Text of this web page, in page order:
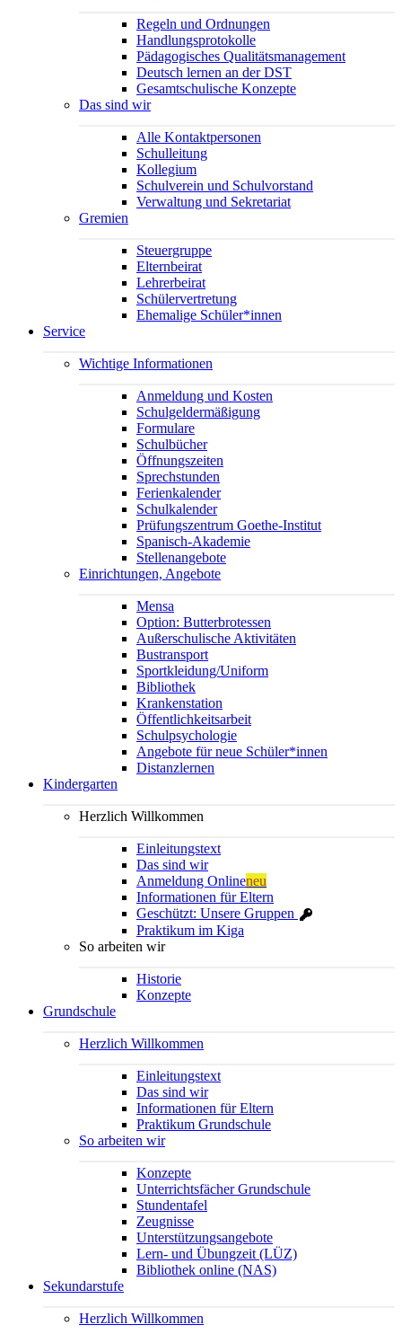
Regeln und Ordnungen
Handlungsprotokolle
Pädagogisches Qualitätsmanagement
Deutsch lernen an der DST
Gesamtschulische Konzepte
Das sind wir
Alle Kontaktpersonen
Schulleitung
Kollegium
Schulverein und Schulvorstand
Verwaltung und Sekretariat
Gremien
Steuergruppe
Elternbeirat
Lehrerbeirat
Schülervertretung
Ehemalige Schüler*innen
Service
Wichtige Informationen
Anmeldung und Kosten
Schulgeldermäßigung
Formulare
Schulbücher
Öffnungszeiten
Sprechstunden
Ferienkalender
Schulkalender
Prüfungszentrum Goethe-Institut
Spanisch-Akademie
Stellenangebote
Einrichtungen, Angebote
Mensa
Option: Butterbrotessen
Außerschulische Aktivitäten
Bustransport
Sportkleidung/Uniform
Bibliothek
Krankenstation
Öffentlichkeitsarbeit
Schulpsychologie
Angebote für neue Schüler*innen
Distanzlernen
Kindergarten
Herzlich Willkommen
Einleitungstext
Das sind wir
Anmeldung Onlineneu
Informationen für Eltern
Geschützt: Unsere Gruppen
Praktikum im Kiga
So arbeiten wir
Historie
Konzepte
Grundschule
Herzlich Willkommen
Einleitungstext
Das sind wir
Informationen für Eltern
Praktikum Grundschule
So arbeiten wir
Konzepte
Unterrichtsfächer Grundschule
Stundentafel
Zeugnisse
Unterstützungsangebote
Lern- und Übungzeit (LÜZ)
Bibliothek online (NAS)
Sekundarstufe
Herzlich Willkommen